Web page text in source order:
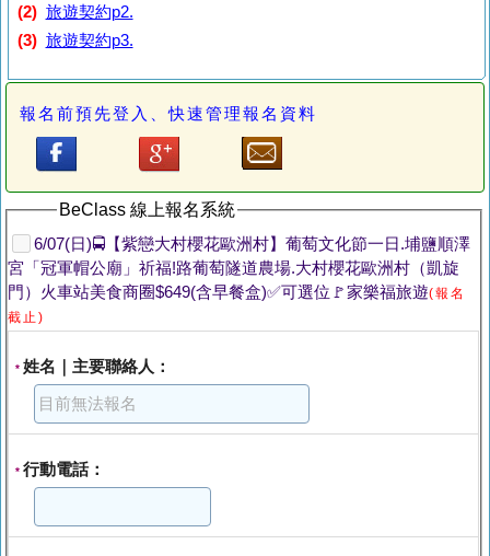
(2) 旅遊契約p2.
(3) 旅遊契約p3.
報名前預先登入、快速管理報名資料
BeClass 線上報名系統
6/07(日)🚍【紫戀大村櫻花歐洲村】葡萄文化節一日.埔鹽順澤
宮「冠軍帽公廟」祈福!路葡萄隧道農場.大村櫻花歐洲村（凱旋
門）火車站美食商圈$649(含早餐盒)✅可選位🚩家樂福旅遊(報名
截止)
* 姓名｜主要聯絡人：
* 行動電話：